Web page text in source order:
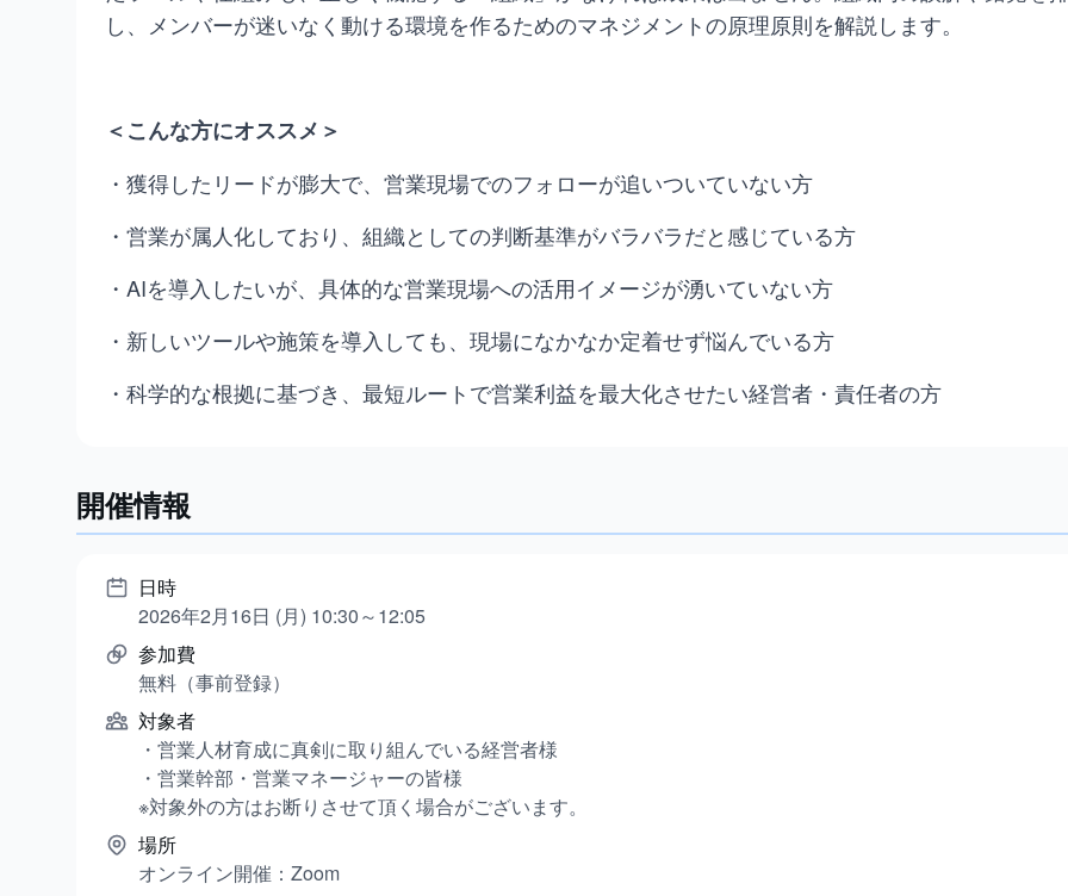
し、メンバーが迷いなく動ける環境を作るためのマネジメントの原理原則を解説します。
＜こんな方にオススメ＞
・獲得したリードが膨大で、営業現場でのフォローが追いついていない方
・営業が属人化しており、組織としての判断基準がバラバラだと感じている方
・AIを導入したいが、具体的な営業現場への活用イメージが湧いていない方
・新しいツールや施策を導入しても、現場になかなか定着せず悩んでいる方
・科学的な根拠に基づき、最短ルートで営業利益を最大化させたい経営者・責任者の方
開催情報
日時
2026年2月16日 (月) 10:30～12:05
参加費
無料（事前登録）
対象者
・営業人材育成に真剣に取り組んでいる経営者様
・営業幹部・営業マネージャーの皆様
※対象外の方はお断りさせて頂く場合がございます。
場所
オンライン開催：Zoom